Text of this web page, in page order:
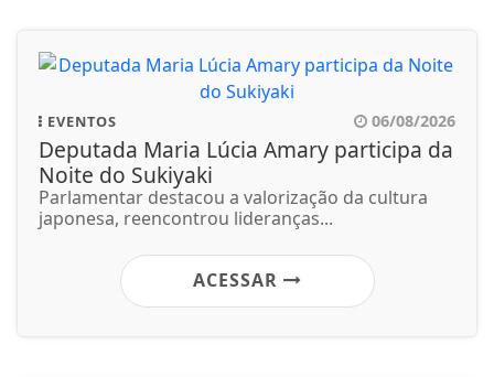
EVENTOS 06/08/2026
Deputada Maria Lúcia Amary participa da
Noite do Sukiyaki
Parlamentar destacou a valorização da cultura
japonesa, reencontrou lideranças...
ACESSAR